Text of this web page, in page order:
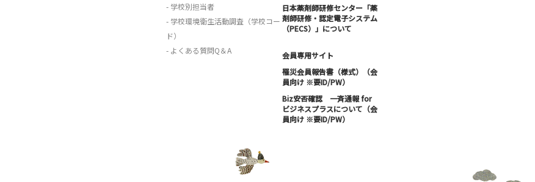
- 学校別担当者
- 学校環境衛生活動調査（学校コー
ド）
- よくある質問Q＆A
日本薬剤師研修センター「薬
剤師研修・認定電子システム
（PECS）」について
会員専用サイト
罹災会員報告書（様式）（会
員向け ※要ID/PW）
Biz安否確認 一斉通報 for
ビジネスプラスについて（会
員向け ※要ID/PW）